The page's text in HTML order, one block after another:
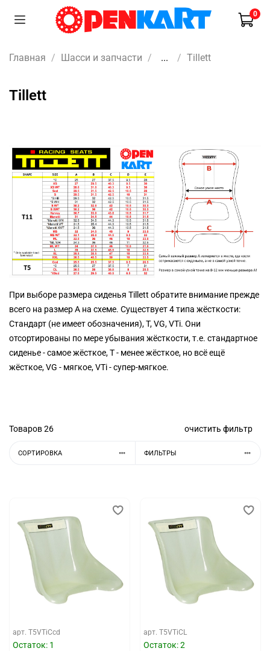
0
Главная Шасси и запчасти ... Tillett
Tillett
При выборе размера сиденья Tillett обратите внимание прежде
всего на размер А на схеме. Существует 4 типа жёсткости:
Стандарт (не имеет обозначения), T, VG, VTi. Они
отсортированы по мере убывания жёсткости, т.е. стандартное
сиденье - самое жёсткое, T - менее жёсткое, но всё ещё
жёсткое, VG - мягкое, VTi - супер-мягкое.
Товаров26 очистить фильтр
СОРТИРОВКА ФИЛЬТРЫ
арт. T5VTiCcd
Остаток: 1
арт. T5VTiCL
Остаток: 2